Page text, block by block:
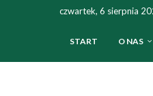
czwartek, 6 sierpnia
START O NAS